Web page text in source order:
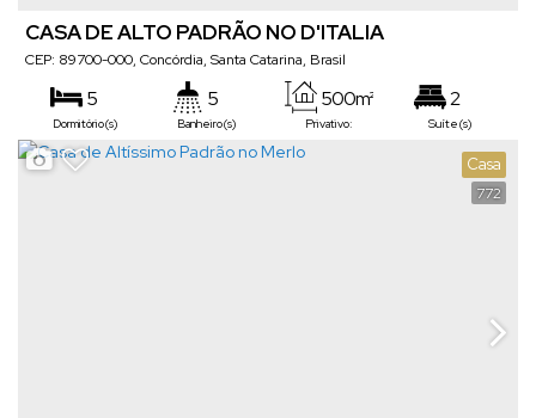
CASA DE ALTO PADRÃO NO D'ITALIA
CEP: 89700-000, Concórdia, Santa Catarina, Brasil
5
Dormitório(s)
5
Banheiro(s) Privativo:
500m² 2
Suíte(s)
4 450m²
772
Casa